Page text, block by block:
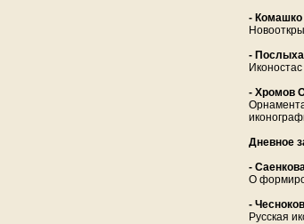
-
-
- Хромов
Дневное
-
О
-
Русская